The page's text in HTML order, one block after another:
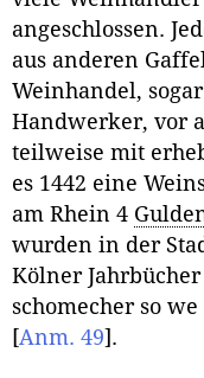
angeschlossen.
aus anderen
Weinhandel,
Handwerker, vor
teilweise mit
es 1442 eine
am Rhein 4
wurden in der
Kölner
schomecher so
[Anm. 49] .